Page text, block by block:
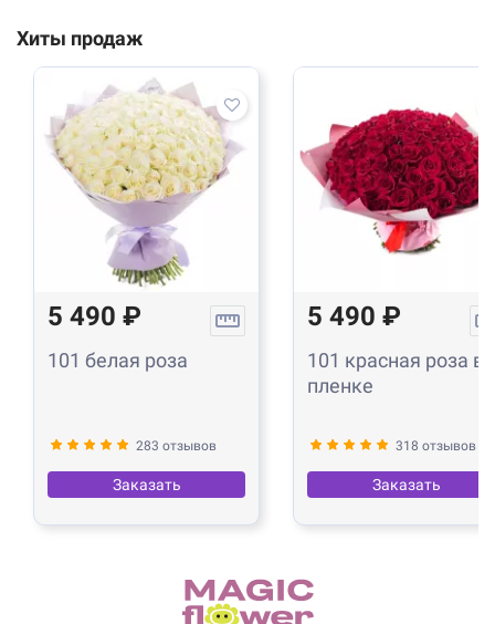
Хиты продаж
5 490 ₽
101 белая роза
283 отзывов
Заказать
5 490 ₽
101 красная роза в
пленке
318 отзывов
Заказать